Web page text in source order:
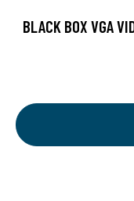
BLACK BOX VGA